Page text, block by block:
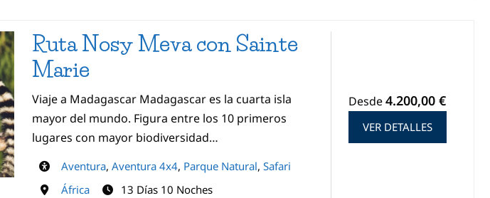
Ruta Nosy Meva con Sainte
Marie
Viaje a Madagascar Madagascar es la cuarta isla
mayor del mundo. Figura entre los 10 primeros
lugares con mayor biodiversidad…
Aventura, Aventura 4x4, Parque Natural, Safari
África
13 Días 10 Noches
Desde4.200,00 €
VER DETALLES